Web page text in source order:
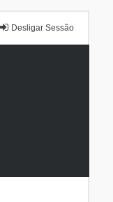
Desligar Sessão